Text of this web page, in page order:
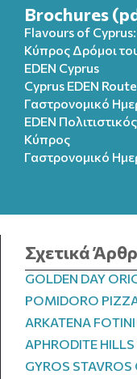
Brochures
Flavours of
Κύπρος Δρόμοι
EDEN Cyprus
Cyprus EDEN
Γαστρονομικό
EDEN
Κύπρος
Γαστρονομικό
Σχετικά
GOLDEN DAY
POMIDORO
ARKATENA
APHRODITE
GYROS